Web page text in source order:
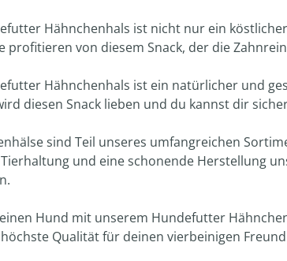
Hähnchenhals ist nicht nur ein
profitieren von diesem Snack, der die
Hähnchenhals ist ein natürlicher und
diesen Snack lieben und du kannst dir
sind Teil unseres umfangreichen
und eine schonende Herstellung
Hund mit unserem Hundefutter
Qualität für deinen vierbeinigen